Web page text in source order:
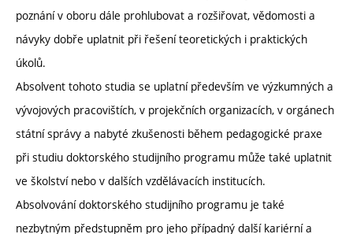
poznání v oboru dále prohlubovat a rozšiřovat, vědomosti a
návyky dobře uplatnit při řešení teoretických i praktických
úkolů.
Absolvent tohoto studia se uplatní především ve výzkumných a
vývojových pracovištích, v projekčních organizacích, v orgánech
státní správy a nabyté zkušenosti během pedagogické praxe
při studiu doktorského studijního programu může také uplatnit
ve školství nebo v dalších vzdělávacích institucích.
Absolvování doktorského studijního programu je také
nezbytným předstupněm pro jeho případný další kariérní a